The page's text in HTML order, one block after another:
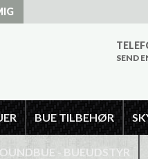
SEND
BUE TILBEHØR
- BUEUDSTYR